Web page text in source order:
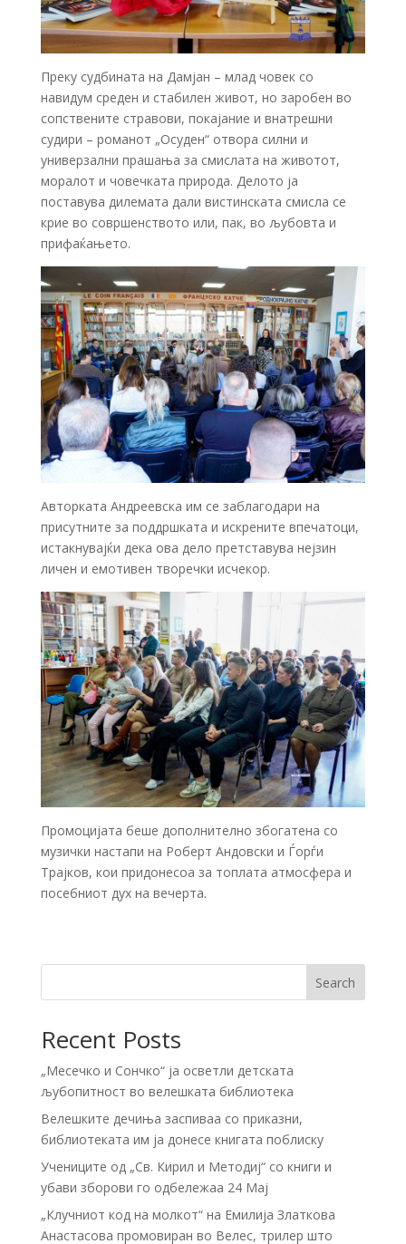
Преку судбината на Дамјан – млад човек со
навидум среден и стабилен живот, но заробен во
сопствените стравови, покајание и внатрешни
судири – романот „Осуден“ отвора силни и
универзални прашања за смислата на животот,
моралот и човечката природа. Делото ја
поставува дилемата дали вистинската смисла се
крие во совршенството или, пак, во љубовта и
прифаќањето.
Авторката Андреевска им се заблагодари на
присутните за поддршката и искрените впечатоци,
истакнувајќи дека ова дело претставува нејзин
личен и емотивен творечки исчекор.
Промоцијата беше дополнително збогатена со
музички настапи на Роберт Андовски и Ѓорѓи
Трајков, кои придонесоа за топлата атмосфера и
посебниот дух на вечерта.
Search
Recent Posts
„Месечко и Сончко“ ја осветли детската
љубопитност во велешката библиотека
Велешките дечиња заспиваа со приказни,
библиотеката им ја донесе книгата поблиску
Учениците од „Св. Кирил и Методиј“ со книги и
убави зборови го одбележаа 24 Мај
„Клучниот код на молкот“ на Емилија Златкова
Анастасова промовиран во Велес, трилер што